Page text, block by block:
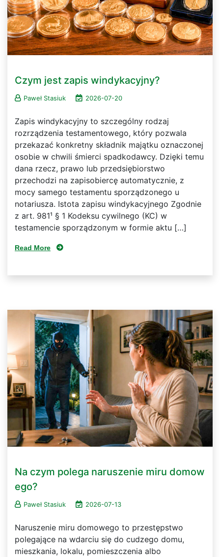
Czym jest zapis windykacyjny?
Paweł Stasiuk 2026-07-20
Zapis windykacyjny to szczególny rodzaj
rozrządzenia testamentowego, który pozwala
przekazać konkretny składnik majątku oznaczonej
osobie w chwili śmierci spadkodawcy. Dzięki temu
dana rzecz, prawo lub przedsiębiorstwo
przechodzi na zapisobiercę automatycznie, z
mocy samego testamentu sporządzonego u
notariusza. Istota zapisu windykacyjnego Zgodnie
z art. 981¹ § 1 Kodeksu cywilnego (KC) w
testamencie sporządzonym w formie aktu […]
Read More
Na czym polega naruszenie miru domow
ego?
Paweł Stasiuk 2026-07-13
Naruszenie miru domowego to przestępstwo
polegające na wdarciu się do cudzego domu,
mieszkania, lokalu, pomieszczenia albo